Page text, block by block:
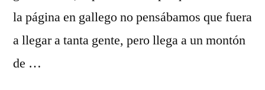
la página en gallego no pensábamos que fuera
a llegar a tanta gente, pero llega a un montón
de …